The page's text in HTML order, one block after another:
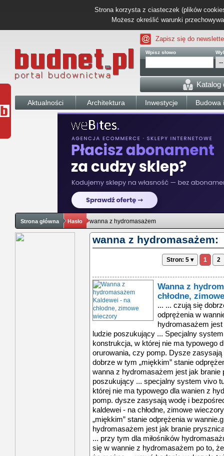
Strona korzysta z ciasteczek (plików
Możesz określić warunki
Zapisz się do
Wpisz słowo
Katalog
Aktualności Architektura Inwestycje Budowa
Strona główna Hasło wanna z hydromasażem
wanna z hydromasażem:
Stron: 5 ▾ 1 2
Wanna z
chłodne,
... ... czują się dobrze w tym „miękkim” stanie odprężenia w wannie.Grupa, dla której wanna z hydromasażem jest jak branie prysznica na leżąco, to ludzie poszukujący ... Specjalny system VIVO TURBO to unikalna konstrukcja, w której nie ma typowego dla wanien z hydromasażem orurowania, czy pomp. Dysze zasysają wodę i bezpośrednio ... czują się dobrze w tym „miękkim” stanie odprężenia w wannie.Grupa, dla której wanna z hydromasażem jest jak branie prysznica na leżąco, to ludzie poszukujący ... specjalny system vivo turbo to unikalna konstrukcja, w której nie ma typowego dla wanien z hydromasażem orurowania, czy pomp. dysze zasysają wodę i bezpośrednio ... wanna z hydromasażem kaldewei - na chłodne, zimowe wieczory ... czują się dobrze w tym „miękkim” stanie odprężenia w wannie.grupa, dla której wanna z hydromasażem jest jak branie prysznica na leżąco, to ludzie poszukujący ... przy tym dla miłośników hydromasażu prawie żadnej roli – nikt nie kąpie się w wannie z hydromasażem po to, żeby się umyć.badanie wykazało też, że można ... umyć.badanie wykazało też, że można wyróżnić, co najmniej, 3 formy kąpieli w wannie z hydromasażem: kąpiel jako doskonała forma medytacji, jako prysznic ... kąpiel w wannie z hydromasażem to nie tylko doskonały relaks, ale i możliwość zapobiegania nadchodzącemu przeziębieniu – to wynik badania firmy kaldewei ... na zlecenie firmy kaldewei prestiżowy, frankfurcki instytut reinhold przygotował, badanie preferencji konsumenckich w zakresie korzystania z wanny z hydromasażem ... reinhold przygotował, badanie preferencji konsumenckich w zakresie korzystania z wanny z hydromasażem. badanie zostało wykonane na reprezentatywnej grupie ... specjalny system vivo turbo to unikalna konstrukcja, w której nie ma typowego dla wanien z hydromasażem orurowania, czy pomp. dysze zasysają wodę i bezpośrednio ... wanna z hydromasażem kaldewei - na chłodne, zimowe wieczory ... czują się dobrze w tym „miękkim” stanie odprężenia w wannie.grupa, dla której wanna z hydromasażem jest jak branie prysznica na leżąco, to ludzie poszukujący ... przy tym dla miłośników hydromasażu prawie żadnej roli – nikt nie kąpie się w wannie z hydromasażem po to, żeby się umyć.badanie wykazało też, że można ... umyć.badanie wykazało też, że można wyróżnić, co najmniej, 3 formy kąpieli w wannie z hydromasażem: kąpiel jako doskonała forma medytacji, jako prysznic ... kąpiel w wannie z hydromasażem to nie tylko doskonały relaks, ale i możliwość zapobiegania nadchodzącemu przeziębieniu – to wynik badania firmy kaldewei ... na zlecenie firmy kaldewei prestiżowy, frankfurcki instytut reinhold przygotował, badanie preferencji konsumenckich w zakresie korzystania z wanny z hydromasażem ... reinhold przygotował, badanie preferencji konsumenckich w zakresie korzystania z wanny z hydromasażem. badanie zostało wykonane na reprezentatywnej grupie ... specjalny system vivo turbo to unikalna konstrukcja, w której nie ma typowego dla wanien z hydromasażem orurowania, czy pomp. dysze zasysają wodę i bezpośrednio ... wanna z hydromasażem kaldewei - na chłodne, zimowe wieczory ... czują się dobrze w tym „miękkim” stanie odprężenia w wannie.grupa, dla której wanna z hydromasażem jest jak branie prysznica na leżąco, to ludzie poszukujący ... przy tym dla miłośników hydromasażu prawie żadnej roli – nikt nie kąpie się w wannie z hydromasażem po to, żeby się umyć.badanie wykazało też, że można ... umyć.badanie wykazało też, że można wyróżnić, co najmniej, 3 formy kąpieli w wannie z hydromasażem: kąpiel jako doskonała forma medytacji, jako prysznic ... kąpiel w wannie z hydromasażem to nie tylko doskonały relaks, ale i możliwość zapobiegania nadchodzącemu przeziębieniu – to wynik badania firmy kaldewei ... na zlecenie firmy kaldewei prestiżowy, frankfurcki instytut reinhold przygotował, badanie preferencji konsumenckich w zakresie korzystania z wanny z hydromasażem ... reinhold przygotował, badanie preferencji konsumenckich w zakresie korzystania z wanny z hydromasażem. badanie zostało wykonane na reprezentatywnej grupie ... specjalny system vivo turbo to unikalna konstrukcja, w której nie ma typowego dla wanien z hydromasażem orurowania, czy pomp. dysze zasysają wodę i bezpośrednio ... wanna z hydromasażem kaldewei - na chłodne, zimowe wieczory ... czują